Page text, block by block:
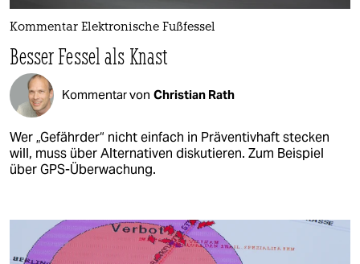
Kommentar Elektronische Fußfessel
Besser Fessel als Knast
Kommentar von Christian Rath
Wer „Gefährder“ nicht einfach in Präventivhaft stecken
will, muss über Alternativen diskutieren. Zum Beispiel
über GPS-Überwachung.